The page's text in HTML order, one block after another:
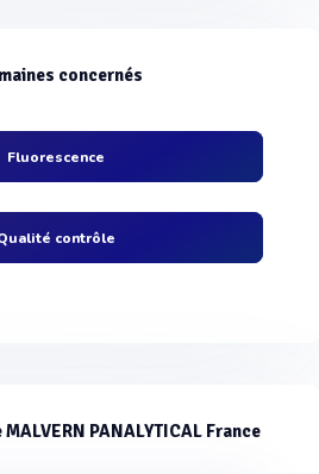
concernés
Fluorescence
contrôle
PANALYTICAL France